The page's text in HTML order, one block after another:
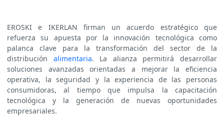
EROSKI e IKERLAN firman un acuerdo estratégico que
refuerza su apuesta por la innovación tecnológica como
palanca clave para la transformación del sector de la
distribución alimentaria. La alianza permitirá desarrollar
soluciones avanzadas orientadas a mejorar la eficiencia
operativa, la seguridad y la experiencia de las personas
consumidoras, al tiempo que impulsa la capacitación
tecnológica y la generación de nuevas oportunidades
empresariales.